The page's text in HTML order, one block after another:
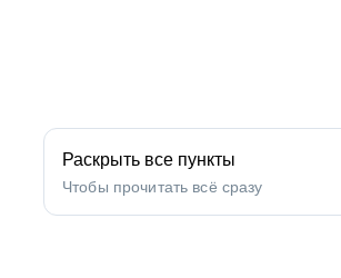
Раскрыть все пункты
Чтобы прочитать всё сразу